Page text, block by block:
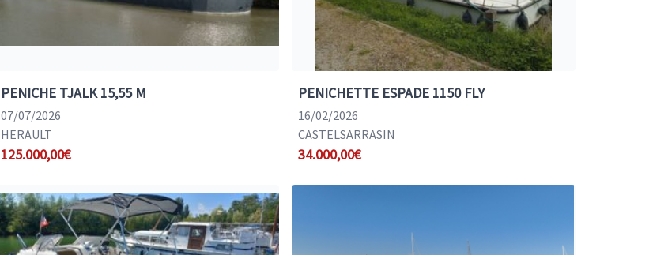
PENICHE TJALK 15,55 M
07/07/2026
HERAULT
125.000,00€
PENICHETTE ESPADE 1150 FLY
16/02/2026
CASTELSARRASIN
34.000,00€